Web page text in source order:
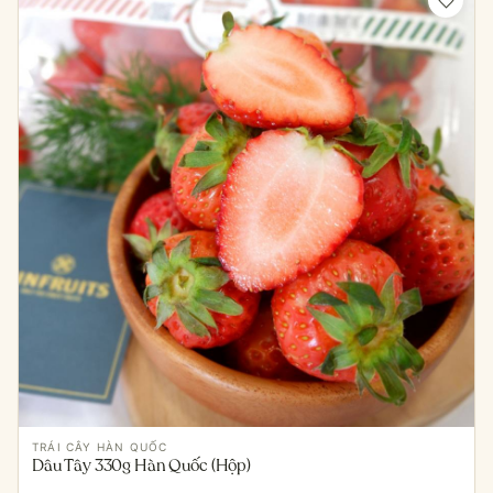
TRÁI CÂY HÀN QUỐC
Dâu Tây 330g Hàn Quốc (Hộp)